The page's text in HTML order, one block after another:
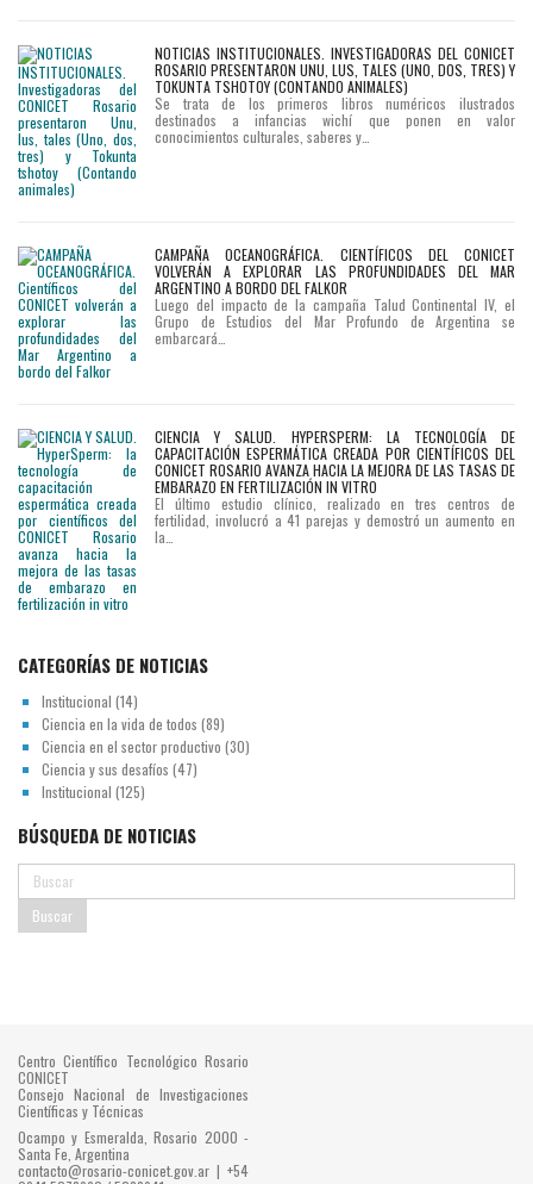
NOTICIAS INSTITUCIONALES. INVESTIGADORAS DEL CONICET
ROSARIO PRESENTARON UNU, LUS, TALES (UNO, DOS, TRES) Y
TOKUNTA TSHOTOY (CONTANDO ANIMALES)
Se trata de los primeros libros numéricos ilustrados
destinados a infancias wichí que ponen en valor
conocimientos culturales, saberes y…
CAMPAÑA OCEANOGRÁFICA. CIENTÍFICOS DEL CONICET
VOLVERÁN A EXPLORAR LAS PROFUNDIDADES DEL MAR
ARGENTINO A BORDO DEL FALKOR
Luego del impacto de la campaña Talud Continental IV, el
Grupo de Estudios del Mar Profundo de Argentina se
embarcará…
CIENCIA Y SALUD. HYPERSPERM: LA TECNOLOGÍA DE
CAPACITACIÓN ESPERMÁTICA CREADA POR CIENTÍFICOS DEL
CONICET ROSARIO AVANZA HACIA LA MEJORA DE LAS TASAS DE
EMBARAZO EN FERTILIZACIÓN IN VITRO
El último estudio clínico, realizado en tres centros de
fertilidad, involucró a 41 parejas y demostró un aumento en
la…
CATEGORÍAS DE NOTICIAS
Institucional (14)
Ciencia en la vida de todos (89)
Ciencia en el sector productivo (30)
Ciencia y sus desafíos (47)
Institucional (125)
BÚSQUEDA DE NOTICIAS
Centro Científico Tecnológico Rosario
CONICET
Consejo Nacional de Investigaciones
Científicas y Técnicas
Ocampo y Esmeralda, Rosario 2000 -
Santa Fe, Argentina
contacto@rosario-conicet.gov.ar | +54